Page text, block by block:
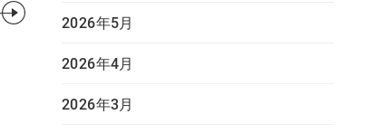
2026年5月
2026年4月
2026年3月